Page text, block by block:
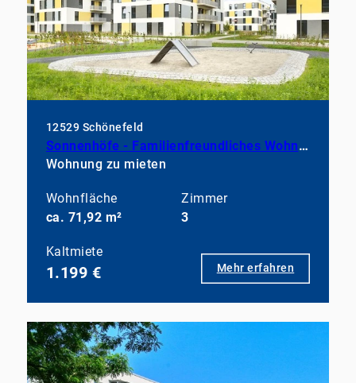
12529 Schönefeld
Sonnenhöfe - Familienfreundliches Wohnen in bester Atmosphäre
Wohnung zu mieten
Wohnfläche
ca. 71,92 m²
Zimmer
3
Kaltmiete
1.199 € Mehr erfahren